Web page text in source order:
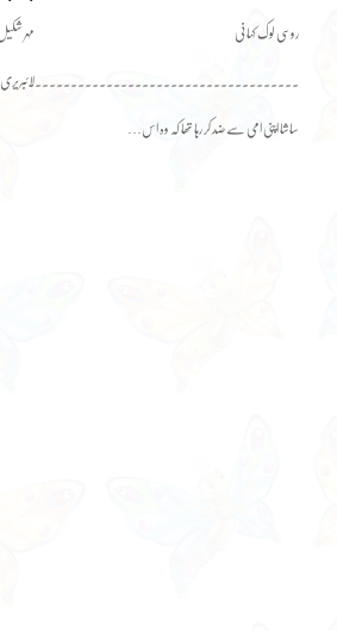
مہر روسی لوک کہانی
۔۔۔۔۔۔۔۔۔۔۔۔۔۔۔۔۔۔۔۔۔۔۔۔۔۔۔۔۔۔۔۔۔۔۔۔۔۔
ساشا اپنی امی سے ضد کر رہا تھا کہ وہ اس…